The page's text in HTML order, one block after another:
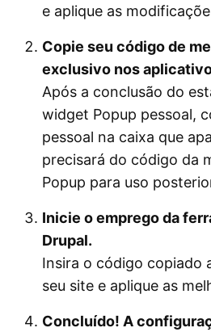
e aplique as
Copie seu código de
exclusivo nos
Após a conclusão do
widget Popup pessoal,
pessoal na caixa que
precisará do código da
Popup para uso
Inicie o emprego da
Drupal.
Insira o código copiado
seu site e aplique as
Concluído! A